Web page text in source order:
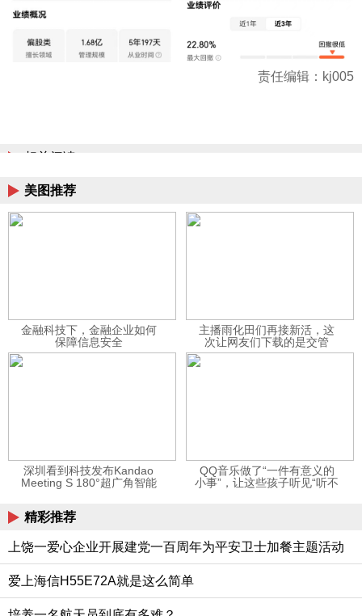
责任编辑：kj005
相关阅读
美图推荐
金融科技下，金融企业如何
保障信息安全
主播雨化田们再接新活，这
次让网友们下载的是交管
12123APP
深圳看到科技发布Kandao
Meeting S 180°超广角智能
QQ音乐做了“一件有意义的
小事”，让这些孩子听见“听不
精彩推荐
上饶一爱心企业开展建党一百周年为平安卫士加餐主题活动
爱上海信H55E72A就是这么简单